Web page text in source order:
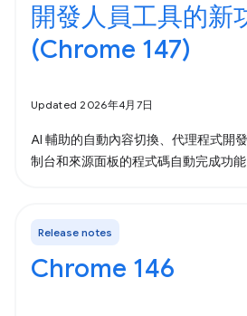
開發人員工具的新
(Chrome 147)
Updated 2026年4月7日
AI 輔助的自動內容切換、代理程式開
制台和來源面板的程式碼自動完成功能
Release notes
Chrome 146